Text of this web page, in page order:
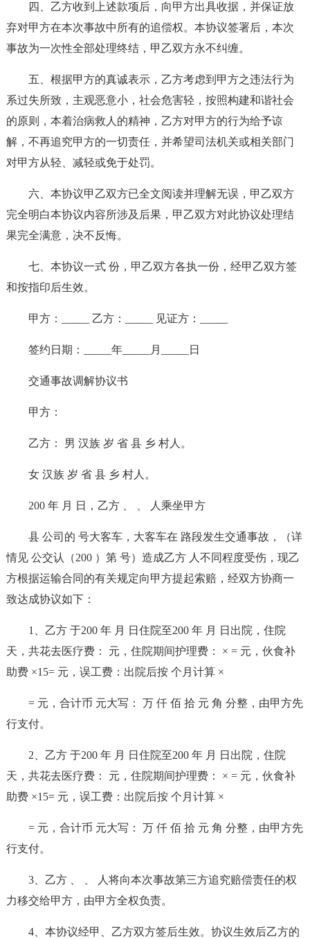
四、乙方收到上述款项后，向甲方出具收据，并保证放
弃对甲方在本次事故中所有的追偿权。本协议签署后，本次
事故为一次性全部处理终结，甲乙双方永不纠缠。
五、根据甲方的真诚表示，乙方考虑到甲方之违法行为
系过失所致，主观恶意小，社会危害轻，按照构建和谐社会
的原则，本着治病救人的精神，乙方对甲方的行为给予谅
解，不再追究甲方的一切责任，并希望司法机关或相关部门
对甲方从轻、减轻或免于处罚。
六、本协议甲乙双方已全文阅读并理解无误，甲乙双方
完全明白本协议内容所涉及后果，甲乙双方对此协议处理结
果完全满意，决不反悔。
七、本协议一式 份，甲乙双方各执一份，经甲乙双方签
和按指印后生效。
甲方：_____ 乙方：_____ 见证方：_____
签约日期：_____年_____月_____日
交通事故调解协议书
甲方：
乙方： 男 汉族 岁 省 县 乡 村人。
女 汉族 岁 省 县 乡 村人。
200 年 月 日，乙方 、 、 人乘坐甲方
县 公司的 号大客车，大客车在 路段发生交通事故，（详
情见 公交认（200 ）第 号）造成乙方 人不同程度受伤，现乙
方根据运输合同的有关规定向甲方提起索赔，经双方协商一
致达成协议如下：
1、乙方 于200 年 月 日住院至200 年 月 日出院，住院
天，共花去医疗费： 元，住院期间护理费： × = 元，伙食补
助费 ×15= 元，误工费：出院后按 个月计算 ×
= 元，合计币 元大写： 万 仟 佰 拾 元 角 分整，由甲方先
行支付。
2、乙方 于200 年 月 日住院至200 年 月 日出院，住院
天，共花去医疗费： 元，住院期间护理费： × = 元，伙食补
助费 ×15= 元，误工费：出院后按 个月计算 ×
= 元，合计币 元大写： 万 仟 佰 拾 元 角 分整，由甲方先
行支付。
3、乙方 、 、 人将向本次事故第三方追究赔偿责任的权
力移交给甲方，由甲方全权负责。
4、本协议经甲、乙方双方签后生效。协议生效后乙方的